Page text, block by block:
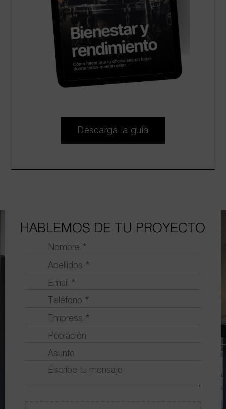
Descarga la guía
HABLEMOS DE TU PROYECTO